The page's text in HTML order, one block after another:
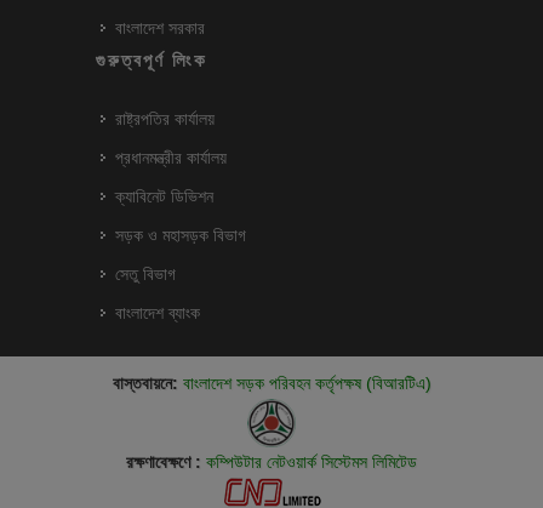
বাংলাদেশ সরকার
গুরুত্বপূর্ণ লিংক
রাষ্ট্রপতির কার্যালয়
প্রধানমন্ত্রীর কার্যালয়
ক্যাবিনেট ডিভিশন
সড়ক ও মহাসড়ক বিভাগ
সেতু বিভাগ
বাংলাদেশ ব্যাংক
বাস্তবায়নে: বাংলাদেশ সড়ক পরিবহন কর্তৃপক্ষ (বিআরটিএ)
রক্ষণাবেক্ষণে : কম্পিউটার নেটওয়ার্ক সিস্টেমস লিমিটেড